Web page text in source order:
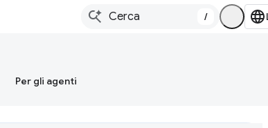
/
Per gli agenti